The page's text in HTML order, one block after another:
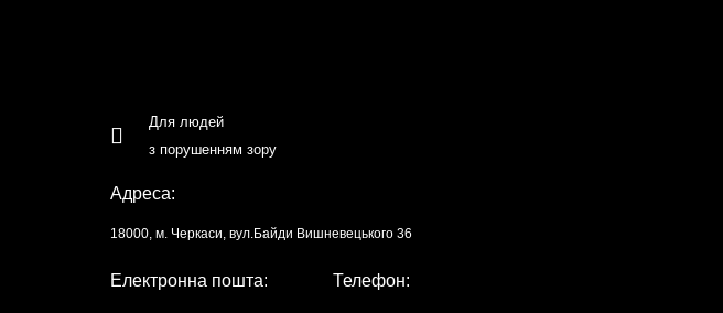
Для людей
з порушенням зору
Адреса:
18000, м. Черкаси, вул.Байди Вишневецького 36
Електронна пошта: Телефон: